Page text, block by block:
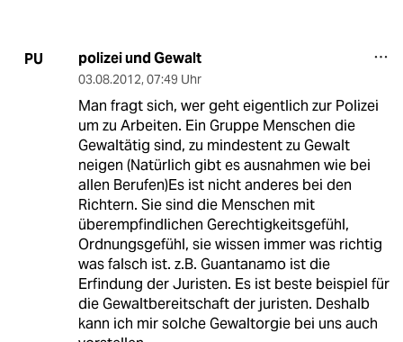
PU polizei und Gewalt
03.08.2012, 07:49 Uhr
Man fragt sich, wer geht eigentlich zur Polizei
um zu Arbeiten. Ein Gruppe Menschen die
Gewaltätig sind, zu mindestent zu Gewalt
neigen (Natürlich gibt es ausnahmen wie bei
allen Berufen)Es ist nicht anderes bei den
Richtern. Sie sind die Menschen mit
überempfindlichen Gerechtigkeitsgefühl,
Ordnungsgefühl, sie wissen immer was richtig
was falsch ist. z.B. Guantanamo ist die
Erfindung der Juristen. Es ist beste beispiel für
die Gewaltbereitschaft der juristen. Deshalb
kann ich mir solche Gewaltorgie bei uns auch